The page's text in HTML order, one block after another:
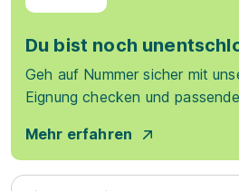
Du bist noch
Geh auf Nummer sicher mit
Eignung checken und
Mehr erfahren